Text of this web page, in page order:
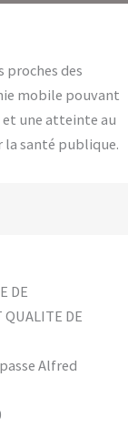
proches des
mobile pouvant
une atteinte au
la santé publique.
DE
QUALITE DE
Alfred